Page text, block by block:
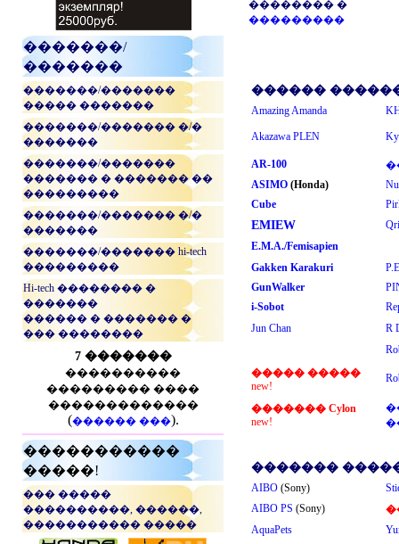
�������/
�������
�������/�������
����� �������
�������/������� �/�
�������
�������/�������
������� � ������� ��
���������
�������/������� �/�
�������
�������/������� hi-tech
���������
Hi-tech �������� �
�������
������ � ������� �
��� ��������
7 �������
����������
��������� ����
�������������
(������ ���).
�����������
�����!
��� �����
����������, ������,
����������� �����
�������� �
���������
������
Amazing Amanda
Akazawa PLEN
AR-100
ASIMO (Honda)
Cube
EMIEW
E.M.A./Femisapien
Gakken Karakuri
GunWalker
i-Sobot
Jun Chan
R
����� �����
new!
������� Cylon
new!
�������
AIBO (Sony)
AIBO PS (Sony)
AquaPets